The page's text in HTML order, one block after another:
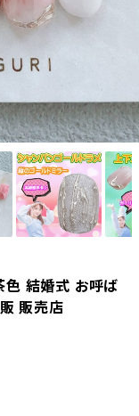
色 結婚式 お呼ば
販売店